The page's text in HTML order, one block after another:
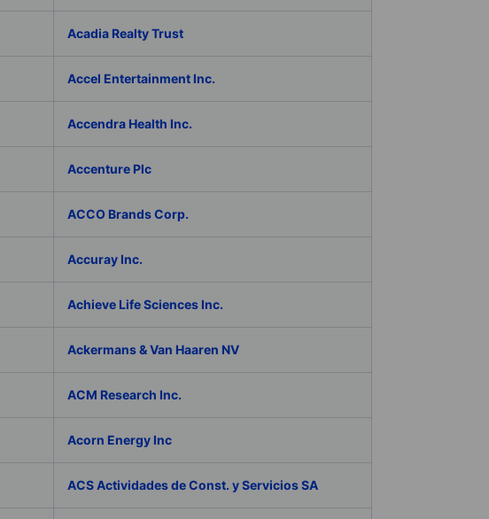
Acadia Realty Trust
Accel Entertainment Inc.
Accendra Health Inc.
Accenture Plc
ACCO Brands Corp.
Accuray Inc.
Achieve Life Sciences Inc.
Ackermans & Van Haaren NV
ACM Research Inc.
Acorn Energy Inc
ACS Actividades de Const. y Servicios SA